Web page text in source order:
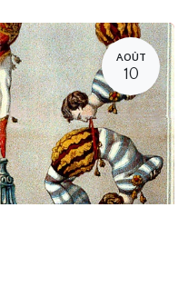
AOÛT
10